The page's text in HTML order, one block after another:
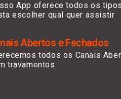
App oferece todos os
escolher qual quer assistir
Abertos e Fechados
todos os Canais
travamentos